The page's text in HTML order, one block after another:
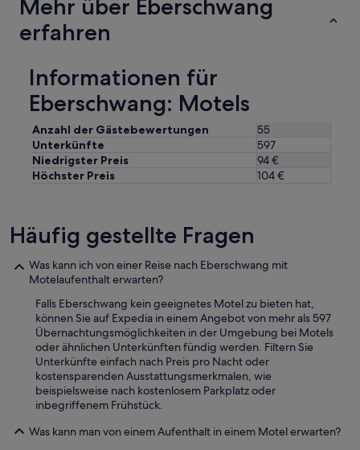
Mehr über Eberschwang
erfahren
Informationen für
Eberschwang: Motels
Anzahl der Gästebewertungen
55
Unterkünfte
597
Niedrigster Preis
94 €
Höchster Preis
104 €
Häufig gestellte Fragen
Was kann ich von einer Reise nach Eberschwang mit
Motelaufenthalt erwarten?
Falls Eberschwang kein geeignetes Motel zu bieten hat,
können Sie auf Expedia in einem Angebot von mehr als 597
Übernachtungsmöglichkeiten in der Umgebung bei Motels
oder ähnlichen Unterkünften fündig werden. Filtern Sie
Unterkünfte einfach nach Preis pro Nacht oder
kostensparenden Ausstattungsmerkmalen, wie
beispielsweise nach kostenlosem Parkplatz oder
inbegriffenem Frühstück.
Was kann man von einem Aufenthalt in einem Motel erwarten?